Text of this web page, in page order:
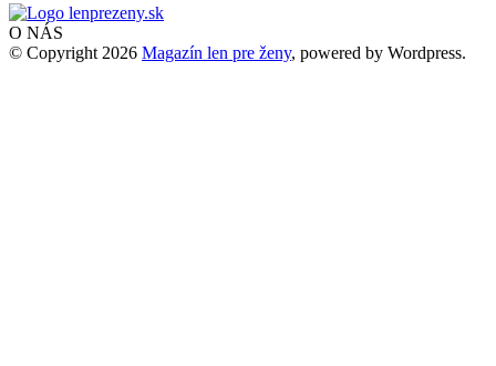
O NÁS
© Copyright 2026 Magazín len pre ženy, powered by Wordpress.